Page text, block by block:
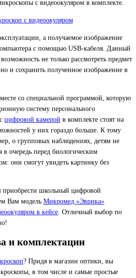
с видеоокуляром в комплекте.
а получаемое изображение
с помощью USB-кабеля. Данный
не только рассмотреть предмет
и сохранить полученное изображение в
со специальной программой, которую
систему персонального
цифровой камерой в комплекте стоят на
у них гораздо больше. К тому
о групповых наблюдениях, детям не
в очередь перед биологическим
они смогут увидеть картинку без
приобрести школьный цифровой
Вам модель Микромед «Эврика»
в кейсе . Отличный выбор по
и комплектации
? Придя в магазин оптики, вы
в том числе и самые простые